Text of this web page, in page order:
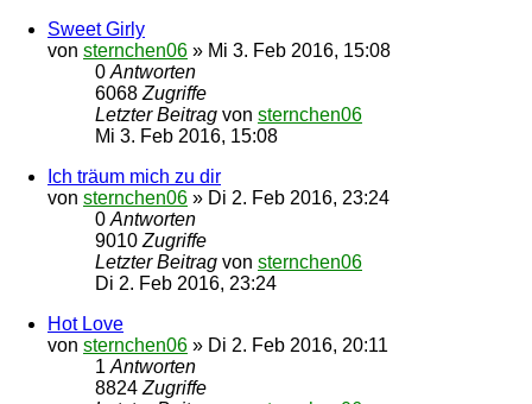
Sweet Girly
von sternchen06 » Mi 3. Feb 2016, 15:08
0 Antworten
6068 Zugriffe
Letzter Beitrag von sternchen06
Mi 3. Feb 2016, 15:08
Ich träum mich zu dir
von sternchen06 » Di 2. Feb 2016, 23:24
0 Antworten
9010 Zugriffe
Letzter Beitrag von sternchen06
Di 2. Feb 2016, 23:24
Hot Love
von sternchen06 » Di 2. Feb 2016, 20:11
1 Antworten
8824 Zugriffe